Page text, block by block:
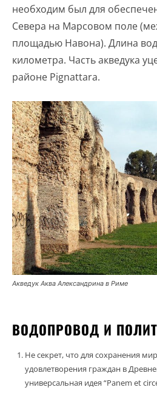
необходим был для
Севера на Марсовом поле
площадью Навона). Длина
километра. Часть акведука
районе Pignattara.
Акведук Аква Александрина в Риме
ВОДОПРОВОД И
Не секрет, что для сохранения
удовлетворения граждан в
универсальная идея “Panem et